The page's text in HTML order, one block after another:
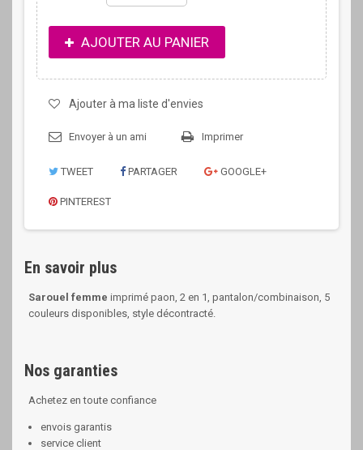
AJOUTER AU PANIER
Ajouter à ma liste d'envies
Envoyer à un ami Imprimer
TWEET PARTAGER GOOGLE+
PINTEREST
En savoir plus
Sarouel femme imprimé paon, 2 en 1, pantalon/combinaison, 5
couleurs disponibles, style décontracté.
Nos garanties
Achetez en toute confiance
envois garantis
service client